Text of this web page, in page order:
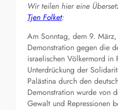
Wir teilen hier eine
Tjen Folket:
Am Sonntag, dem 9.
Demonstration gegen die
israelischen Völkermord in
Unterdrückung der
Palästina durch den
Demonstration wurde von
Gewalt und Repressionen